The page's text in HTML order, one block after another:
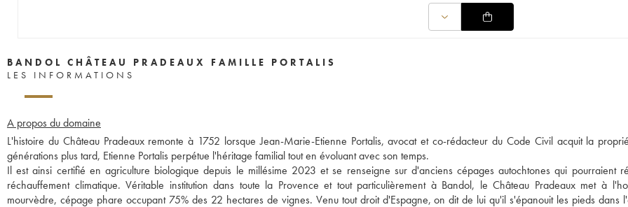
BANDOL CHÂTEAU PRADEAUX FAMILLE PORTALIS
LES INFORMATIONS
A propos du domaine
L'histoire du Château Pradeaux remonte à 1752 lorsque Jean-Marie-Etienne Portalis, avocat et co-rédacteur du Code Civil acquit la
générations plus tard, Etienne Portalis perpétue l'héritage familial tout en évoluant avec son temps.
Il est ainsi certifié en agriculture biologique depuis le millésime 2023 et se renseigne sur d'anciens cépages autochtones qui pourraient
réchauffement climatique. Véritable institution dans toute la Provence et tout particulièrement à Bandol, le Château Pradeaux met à
mourvèdre, cépage phare occupant 75% des 22 hectares de vignes. Venu tout droit d'Espagne, on dit de lui qu'il s'épanouit les pieds dans